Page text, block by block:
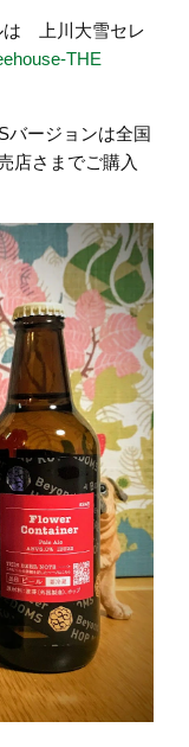
は 上川大雪セレ
THE
バージョンは全国
店さまでご購入